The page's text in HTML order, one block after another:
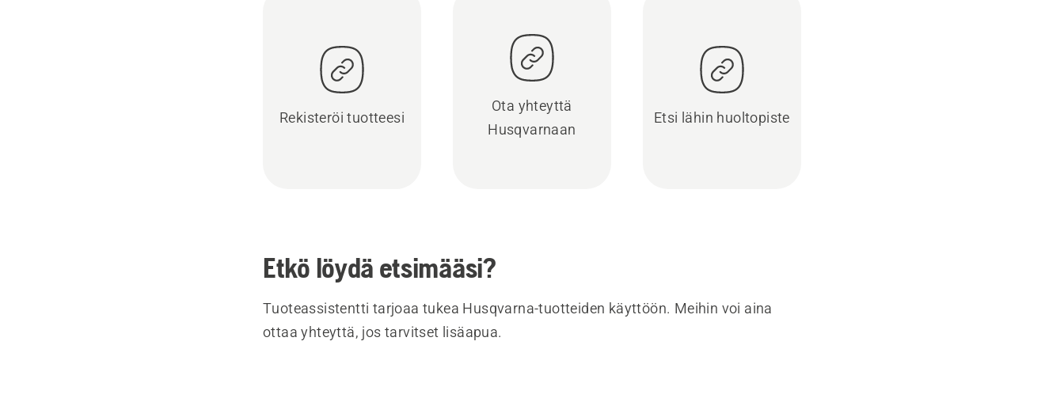
Rekisteröi tuotteesi
Ota yhteyttä
Husqvarnaan
Etsi lähin huoltopiste
Etkö löydä etsimääsi?
Tuoteassistentti tarjoaa tukea Husqvarna-tuotteiden käyttöön. Meihin voi aina
ottaa yhteyttä, jos tarvitset lisäapua.